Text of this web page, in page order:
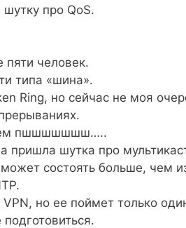
про QoS.
пяти человек.
типа «шина».
Ring, но сейчас не моя
пшшшшшшш…..
пришла шутка про
состоять больше, чем
но ее поймет только